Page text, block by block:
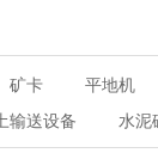
矿卡 平地机
输送设备 水泥